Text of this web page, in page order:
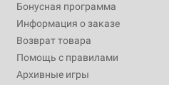
Бонусная программа
Информация о заказе
Возврат товара
Помощь с правилами
Архивные игры